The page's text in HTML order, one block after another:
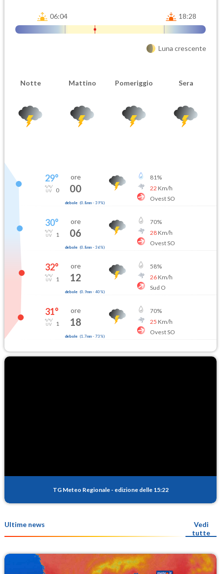
06:04 18:28
Luna crescente
Notte Mattino Pomeriggio Sera
29°
0
ore
00
debole (0.8mm- 39%)
81%
22 Km/h
Ovest SO
30°
1
ore
06
debole (0.8mm- 36%)
70%
28Km/h
Ovest SO
32°
1
ore
12
debole (0.9mm- 40 %)
58%
26Km/h
Sud O
31°
1
ore
18
debole (1.7mm- 73 %)
70%
25 Km/h
Ovest SO
TG Meteo Regionale - edizione delle 15:22
Ultime news
Vedi
tutte